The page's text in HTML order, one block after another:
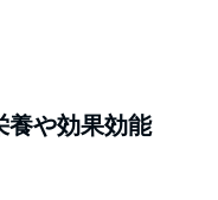
養や効果効能